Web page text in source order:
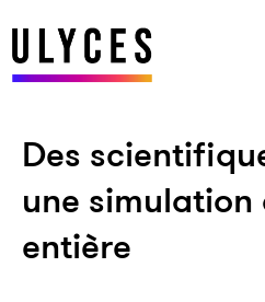
Des
une simulation
entière